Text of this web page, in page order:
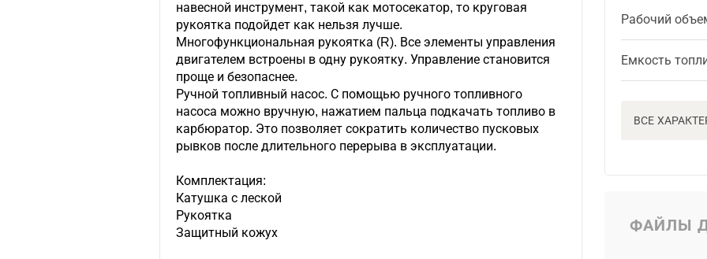
Рабочий
Емкость
ВСЕ
ФАЙЛЫ
навесной инструмент, такой как мотосекатор, то круговая
рукоятка подойдет как нельзя лучше.
Многофункциональная рукоятка (R). Все элементы управления
двигателем встроены в одну рукоятку. Управление становится
проще и безопаснее.
Ручной топливный насос. С помощью ручного топливного
насоса можно вручную, нажатием пальца подкачать топливо в
карбюратор. Это позволяет сократить количество пусковых
рывков после длительного перерыва в эксплуатации.
Комплектация:
Катушка с леской
Рукоятка
Защитный кожух